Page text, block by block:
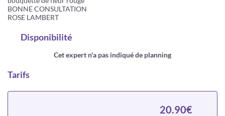
BONNE CONSULTATION
ROSE LAMBERT
Disponibilité
Cet expert n'a pas indiqué de planning
Tarifs
20.90€